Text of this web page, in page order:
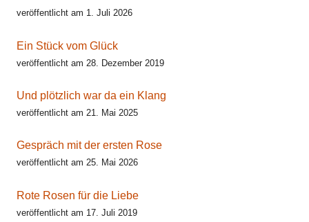
veröffentlicht am 1. Juli 2026
Ein Stück vom Glück
veröffentlicht am 28. Dezember 2019
Und plötzlich war da ein Klang
veröffentlicht am 21. Mai 2025
Gespräch mit der ersten Rose
veröffentlicht am 25. Mai 2026
Rote Rosen für die Liebe
veröffentlicht am 17. Juli 2019